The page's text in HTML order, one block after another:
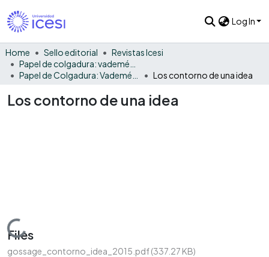
Log In
Home Sello editorial
Revistas Icesi
Los contorno de una idea
Los contorno de una idea
Loading...
Files
gossage_contorno_idea_2015.pdf(337.27 KB)